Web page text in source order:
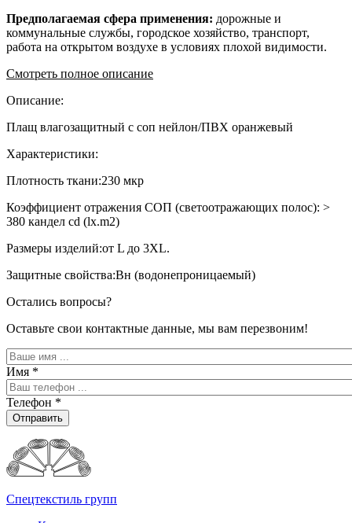
Предполагаемая сфера применения: дорожные и
коммунальные службы, городское хозяйство, транспорт,
работа на открытом воздухе в условиях плохой видимости.
Смотреть полное описание
Описание:
Плащ влагозащитный с соп нейлон/ПВХ оранжевый
Характеристики:
Плотность ткани:230 мкр
Коэффициент отражения СОП (светоотражающих полос): >
380 кандел cd (lx.m2)
Размеры изделий:от L до 3XL.
Защитные свойства:Вн (водонепроницаемый)
Остались вопросы?
Оставьте свои контактные данные, мы вам перезвоним!
Имя *
Телефон *
Отправить
Спецтекстиль групп